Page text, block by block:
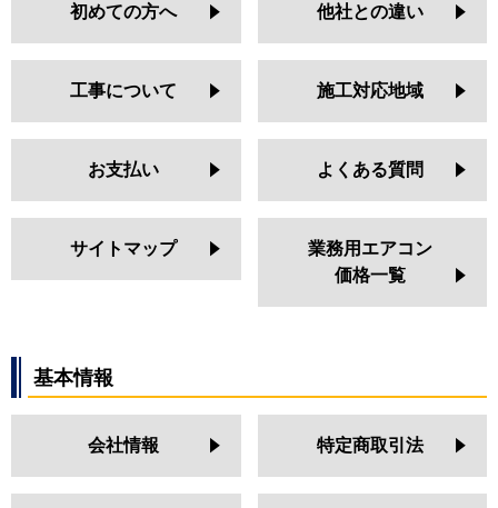
初めての方へ 他社との違い
工事について 施工対応地域
お支払い よくある質問
サイトマップ
業務用エアコン
価格一覧
基本情報
会社情報 特定商取引法